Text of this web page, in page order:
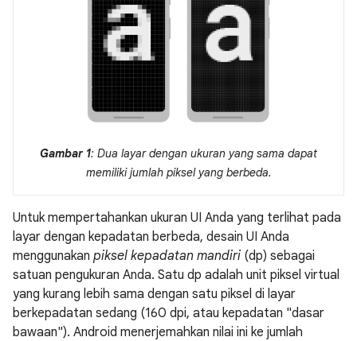
Gambar 1: Dua layar dengan ukuran yang sama dapat
memiliki jumlah piksel yang berbeda.
Untuk mempertahankan ukuran UI Anda yang terlihat pada
layar dengan kepadatan berbeda, desain UI Anda
menggunakan piksel kepadatan mandiri (dp) sebagai
satuan pengukuran Anda. Satu dp adalah unit piksel virtual
yang kurang lebih sama dengan satu piksel di layar
berkepadatan sedang (160 dpi, atau kepadatan "dasar
bawaan"). Android menerjemahkan nilai ini ke jumlah